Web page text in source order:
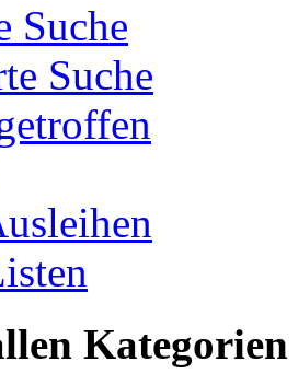
Suche
Suche
Kategorien